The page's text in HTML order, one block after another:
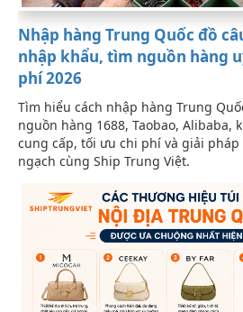
Nhập hàng Trung Quốc đồ
nhập khẩu, tìm nguồn hàng
phí 2026
Tìm hiểu cách nhập hàng Trung
nguồn hàng 1688, Taobao, Alibaba,
cung cấp, tối ưu chi phí và giải
ngạch cùng Ship Trung Việt.